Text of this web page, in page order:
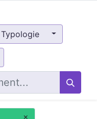
Typologie
×